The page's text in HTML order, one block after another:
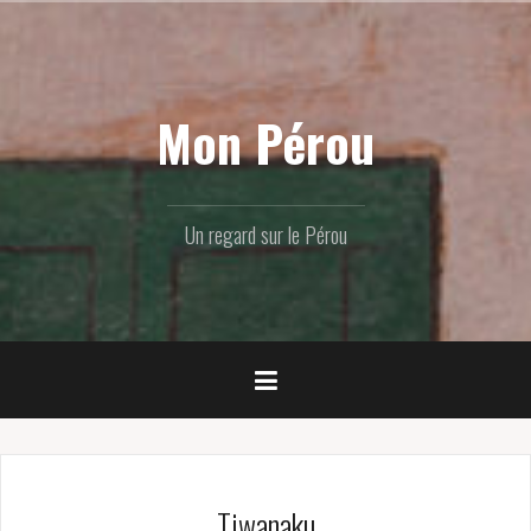
Mon Pérou
Un regard sur le Pérou